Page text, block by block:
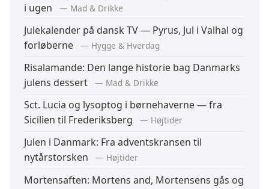
i ugen
— Mad & Drikke
Julekalender på dansk TV — Pyrus, Jul i Valhal og
forløberne
— Hygge & Hverdag
Risalamande: Den lange historie bag Danmarks
julens dessert
— Mad & Drikke
Sct. Lucia og lysoptog i børnehaverne — fra
Sicilien til Frederiksberg
— Højtider
Julen i Danmark: Fra adventskransen til
nytårstorsken
— Højtider
Mortensaften: Mortens and, Mortensens gås og